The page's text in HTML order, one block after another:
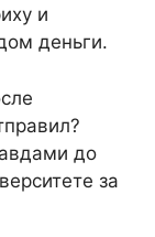
и
деньги.
до
за